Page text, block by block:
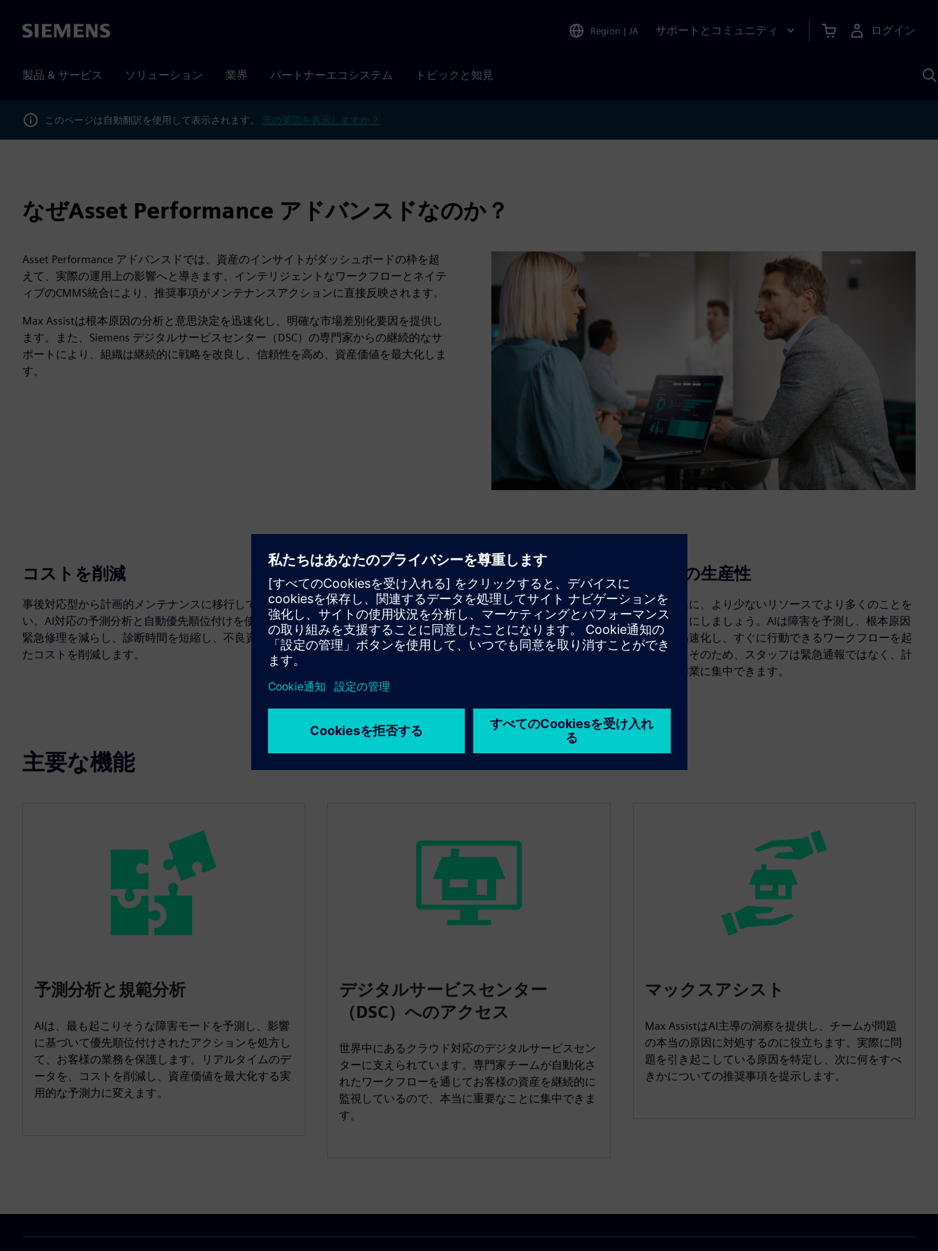
Siemens Region | JA サポートとコミュニティ ログイン
製品 & サービス ソリューション 業界 パートナーエコシステム トピックと知見
このページは自動翻訳を使用して表示されます。 元の英語を表示しますか？
なぜAsset Performance アドバンスドなのか？
Asset Performance アドバンスドでは、資産のインサイトがダッシュボードの枠を超
えて、実際の運用上の影響へと導きます。インテリジェントなワークフローとネイテ
ィブのCMMS統合により、推奨事項がメンテナンスアクションに直接反映されます。
Max Assistは根本原因の分析と意思決定を迅速化し、明確な市場差別化要因を提供し
ます。また、Siemens デジタルサービスセンター（DSC）の専門家からの継続的なサ
ポートにより、組織は継続的に戦略を改良し、信頼性を高め、資産価値を最大化しま
す。
コストを削減
事後対応型から計画的メンテナンスに移行してくださ
い。AI対応の予測分析と自動優先順位付けを使用して、
緊急修理を減らし、診断時間を短縮し、不良資産の隠れ
たコストを削減します。
システムの信頼性とライフサイクル
故障する前にパフォーマンスのドリフトをキャッチして
ください。偏差を早期に発見し、適切なタイミングで問
題を解決し、重要な資産をより長く稼働させて、ダウン
タイムを減らし、ライフサイクルを延長します。
労働力の生産性
施設チームに、より少ないリソースでより多くのことを
行えるようにしましょう。AIは障害を予測し、根本原因
の分析を迅速化し、すぐに行動できるワークフローを起
動します。そのため、スタッフは緊急通報ではなく、計
画された作業に集中できます。
主要な機能
予測分析と規範分析
AIは、最も起こりそうな障害モードを予測し、影響
に基づいて優先順位付けされたアクションを処方し
て、お客様の業務を保護します。リアルタイムのデ
ータを、コストを削減し、資産価値を最大化する実
用的な予測力に変えます。
デジタルサービスセンター
（DSC）へのアクセス
世界中にあるクラウド対応のデジタルサービスセン
ターに支えられています。専門家チームが自動化さ
れたワークフローを通じてお客様の資産を継続的に
監視しているので、本当に重要なことに集中できま
す。
マックスアシスト
Max AssistはAI主導の洞察を提供し、チームが問題
の本当の原因に対処するのに役立ちます。実際に問
題を引き起こしている原因を特定し、次に何をすべ
きかについての推奨事項を提示します。